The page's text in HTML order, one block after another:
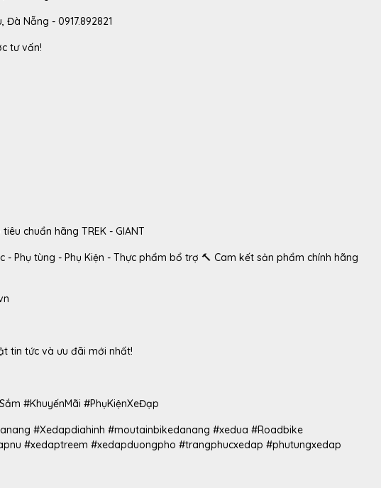
Đà Nẵng - 0917.892821
tư vấn!
chuẩn hãng TREK - GIANT
Phụ tùng - Phụ Kiện - Thực phẩm bổ trợ 🔨 Cam kết sản phẩm chính hãng
tin tức và ưu đãi mới nhất!
#KhuyếnMãi #PhụKiệnXeĐạp
#Xedapdiahinh #moutainbikedanang #xedua #Roadbike
#xedaptreem #xedapduongpho #trangphucxedap #phutungxedap